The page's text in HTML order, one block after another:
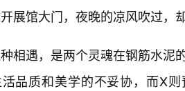
展馆大门，夜晚的凉风吹过，
相遇，是两个灵魂在钢筋水泥
品质和美学的不妥协，而X